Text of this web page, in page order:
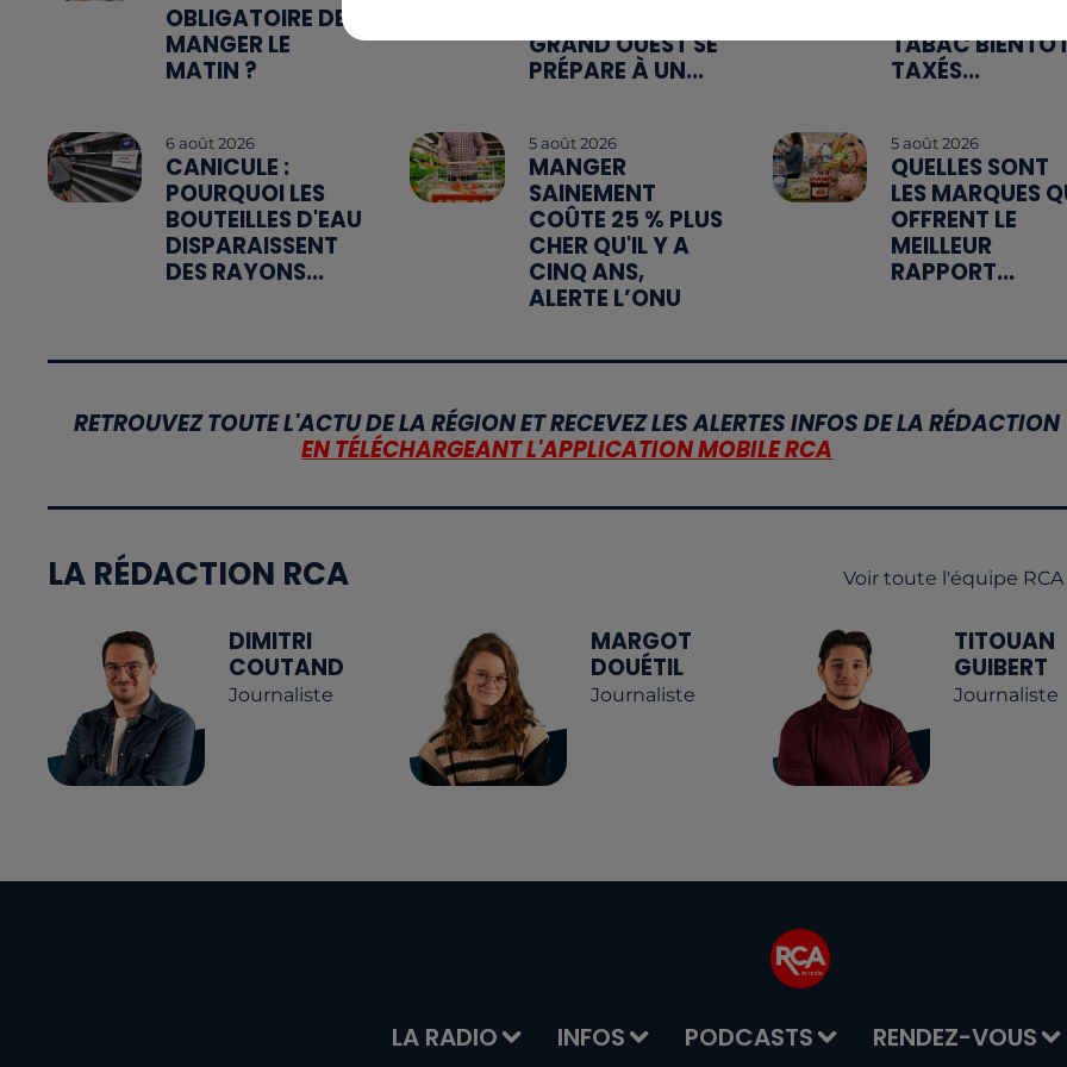
OBLIGATOIRE DE
MANGER LE
MATIN ?
GRAND OUEST SE
PRÉPARE À UN...
TABAC
TAXÉS...
6 août 2026
CANICULE :
POURQUOI LES
BOUTEILLES D'EAU
DISPARAISSENT
DES RAYONS...
5 août 2026
MANGER
SAINEMENT
COÛTE 25 % PLUS
CHER QU'IL Y A
CINQ ANS,
ALERTE L’ONU
5 août 2026
QUELLES SONT
LES MARQUES
OFFRENT LE
MEILLEUR
RAPPORT...
RETROUVEZ TOUTE L'ACTU DE LA RÉGION ET RECEVEZ LES ALERTES INFOS DE LA RÉDACTION
EN TÉLÉCHARGEANT L'APPLICATION MOBILE RCA
LA RÉDACTION RCA Voir toute l'équipe RCA
DIMITRI
COUTAND
Journaliste
MARGOT
DOUÉTIL
Journaliste
TITOUAN
GUIBERT
Journaliste
LA RADIO INFOS PODCASTS RENDEZ-VOUS